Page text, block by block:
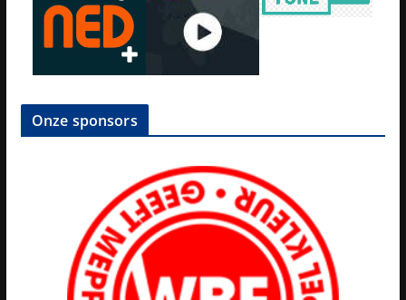
Onze sponsors